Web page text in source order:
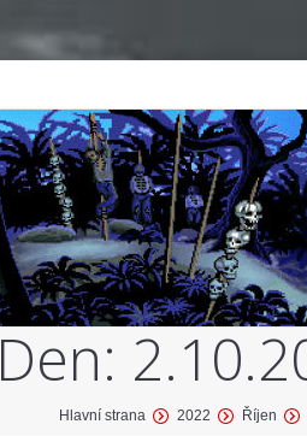
Den:
Hlavní strana 2022 Říjen